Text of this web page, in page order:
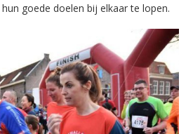
goede doelen bij elkaar te lopen.